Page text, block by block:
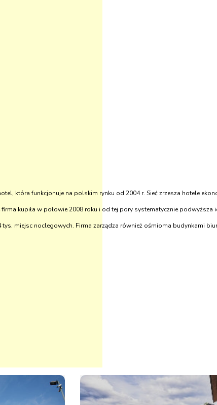
która funkcjonuje na polskim rynku od 2004 r. Sieć zrzesza hotele
kupiła w połowie 2008 roku i od tej pory systematycznie
miejsc noclegowych. Firma zarządza również ośmioma budynkami